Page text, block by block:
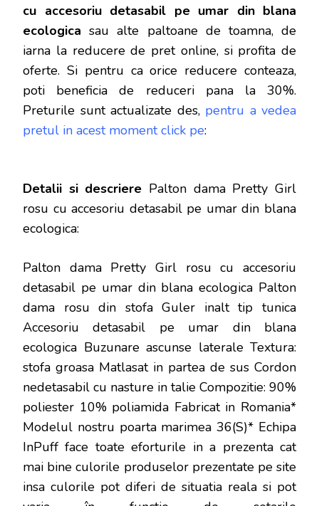
cu accesoriu detasabil pe umar din blana
ecologica sau alte paltoane de toamna, de
iarna la reducere de pret online, si profita de
oferte. Si pentru ca orice reducere conteaza,
poti beneficia de reduceri pana la 30%.
Preturile sunt actualizate des, pentru a vedea
pretul in acest moment click pe:
Detalii si descriere Palton dama Pretty Girl
rosu cu accesoriu detasabil pe umar din blana
ecologica:
Palton dama Pretty Girl rosu cu accesoriu
detasabil pe umar din blana ecologica Palton
dama rosu din stofa Guler inalt tip tunica
Accesoriu detasabil pe umar din blana
ecologica Buzunare ascunse laterale Textura:
stofa groasa Matlasat in partea de sus Cordon
nedetasabil cu nasture in talie Compozitie: 90%
poliester 10% poliamida Fabricat in Romania*
Modelul nostru poarta marimea 36(S)* Echipa
InPuff face toate eforturile in a prezenta cat
mai bine culorile produselor prezentate pe site
insa culorile pot diferi de situatia reala si pot